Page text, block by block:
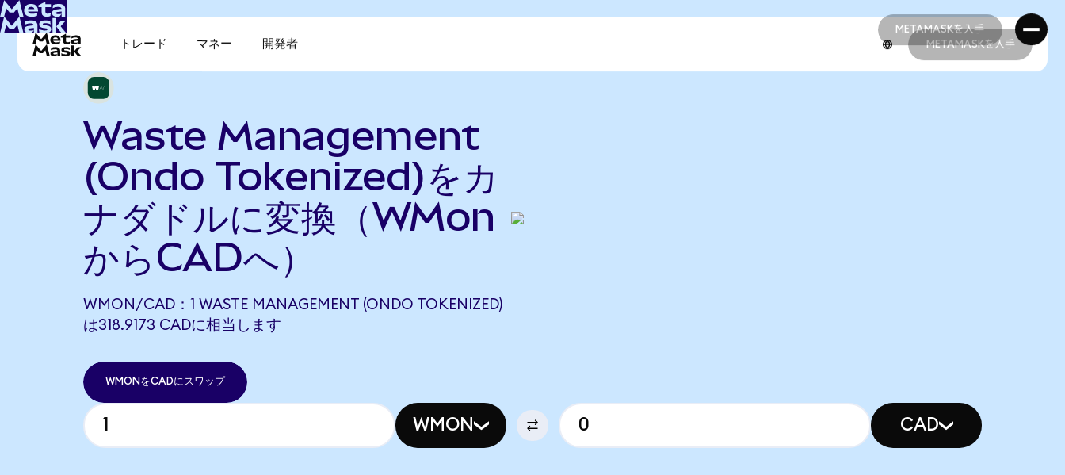
METAMASKを入手
METAMASKを入手
トレード マネー 開発者 METAMASKを入手
Waste Management
(Ondo Tokenized)をカ
ナダドルに変換（WMon
からCADへ）
WMON/CAD：1 WASTE MANAGEMENT (ONDO TOKENIZED)
は318.9173 CADに相当します
WMONをCADにスワップ
WMON CAD